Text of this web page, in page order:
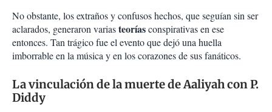
No obstante, los extraños y confusos hechos, que seguían sin ser
aclarados, generaron variasteoríasconspirativas en ese
entonces. Tan trágico fue el evento que dejó una huella
imborrable en la música y en los corazones de sus fanáticos.
La vinculación de la muerte de Aaliyah con P.
Diddy